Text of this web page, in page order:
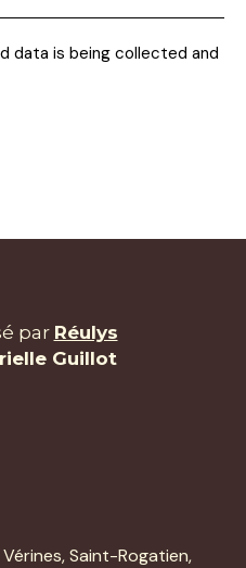
data is being collected and
par Réulys
Guillot
Vérines,Saint-Rogatien,